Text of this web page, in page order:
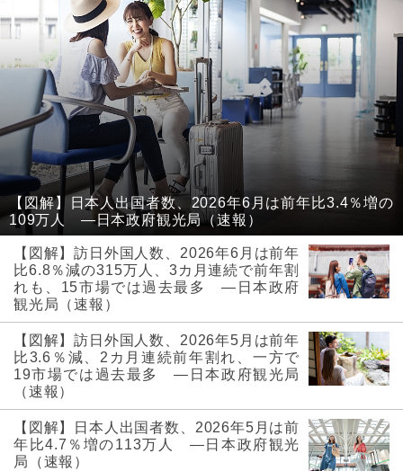
【図解】日本人出国者数、2026年6月は前年比3.4％増の
109万人 ―日本政府観光局（速報）
【図解】訪日外国人数、2026年6月は前年
比6.8％減の315万人、3カ月連続で前年割
れも、15市場では過去最多 ―日本政府
観光局（速報）
【図解】訪日外国人数、2026年5月は前年
比3.6％減、2カ月連続前年割れ、一方で
19市場では過去最多 ―日本政府観光局
（速報）
【図解】日本人出国者数、2026年5月は前
年比4.7％増の113万人 ―日本政府観光
局（速報）